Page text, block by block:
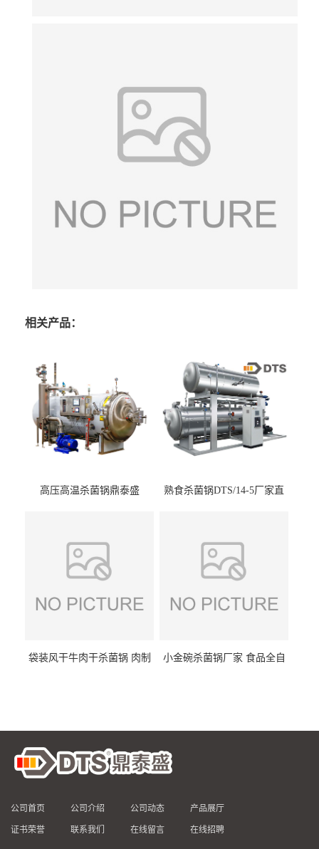
相关产品：
高压高温杀菌锅鼎泰盛
熟食杀菌锅DTS/14-5厂家直
袋装风干牛肉干杀菌锅 肉制
小金碗杀菌锅厂家 食品全自
公司首页 公司介绍 公司动态 产品展厅
证书荣誉 联系我们 在线留言 在线招聘